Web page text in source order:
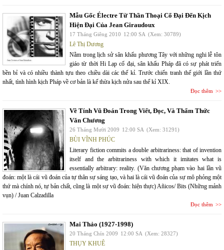
Mẫu Gốc Électre Từ Thần Thoại Cổ Đại Đến Kịch
Hiện Đại Của Jean Giraudoux
17 Tháng Giêng 2010 12:00 SA (Xem: 30789)
Lê Thị Dương
Nằm trong lịch sử sân khấu phương Tây với những nghi lễ tôn
giáo từ thời Hi Lạp cổ đại, sân khấu Pháp đã có sự phát triển
bền bỉ và có nhiều thành tựu theo chiều dài các thế kỉ. Trước chiến tranh thế giới lần thứ
nhất, tình hình kịch Pháp về cơ bản là kế thừa kịch nửa sau thế kỉ XIX.
Đọc thêm
Về Tính Vũ Đoán Trong Viết, Đọc, Và Thẩm Thức
Văn Chương
26 Tháng Mười 2009 12:00 SA (Xem: 31291)
BÙI VĨNH PHÚC
Literary fiction commits a double arbitrariness: that of invention
itself and the arbitrariness with which it imitates what is
essentially arbitrary: reality. (Văn chương phạm vào hai lần vũ
đoán: một là cái vũ đoán của tự thân sự sáng tạo, và hai là cái vũ đoán của sự mô phỏng một
thứ mà chính nó, tự bản chất, cũng là một sự vũ đoán: hiện thực) Añicos/ Bits (Những mảnh
vụn) / Juan Calzadilla
Đọc thêm
Mai Thảo (1927-1998)
20 Tháng Chín 2009 12:00 SA (Xem: 28327)
THỤY KHUÊ